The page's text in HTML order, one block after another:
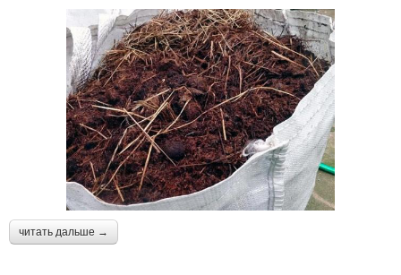
читать дальше →